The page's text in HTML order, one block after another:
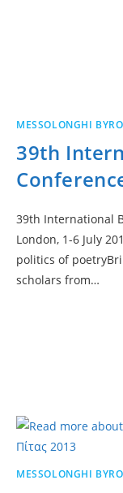
MESSOLONGHI
39th
39th International
London, 1-6 July
politics of
scholars from…
MESSOLONGHI